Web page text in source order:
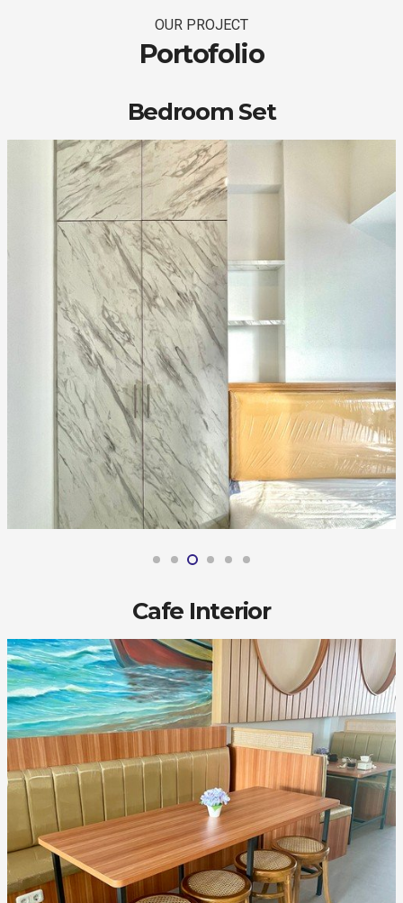
OUR PROJECT
Portofolio
Bedroom Set
Cafe Interior